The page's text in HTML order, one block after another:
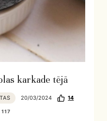
karkade tējā
20/03/2024 14
117